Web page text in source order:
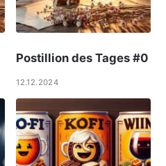
Postillion des Tages #0
12.12.2024